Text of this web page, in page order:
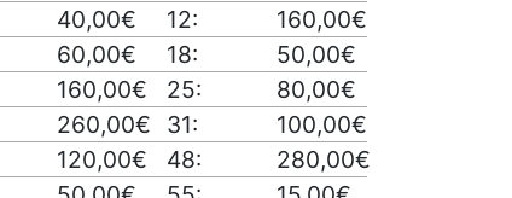
40,00€ 12:
160,00€
60,00€ 18:
50,00€
160,00€ 25:
80,00€
260,00€ 31:
100,00€
120,00€ 48:
280,00€